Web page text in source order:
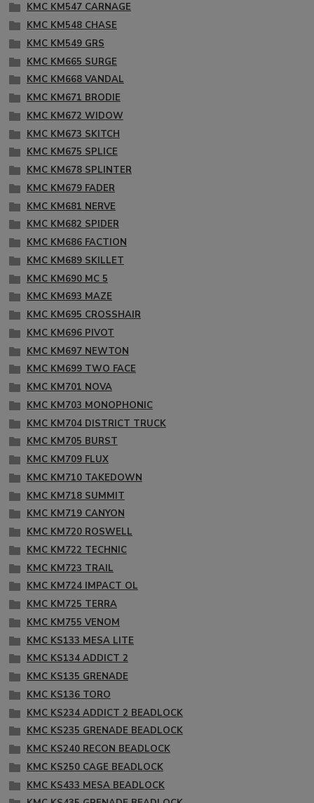
KMC KM547 CARNAGE
KMC KM548 CHASE
KMC KM549 GRS
KMC KM665 SURGE
KMC KM668 VANDAL
KMC KM671 BRODIE
KMC KM672 WIDOW
KMC KM673 SKITCH
KMC KM675 SPLICE
KMC KM678 SPLINTER
KMC KM679 FADER
KMC KM681 NERVE
KMC KM682 SPIDER
KMC KM686 FACTION
KMC KM689 SKILLET
KMC KM690 MC 5
KMC KM693 MAZE
KMC KM695 CROSSHAIR
KMC KM696 PIVOT
KMC KM697 NEWTON
KMC KM699 TWO FACE
KMC KM701 NOVA
KMC KM703 MONOPHONIC
KMC KM704 DISTRICT TRUCK
KMC KM705 BURST
KMC KM709 FLUX
KMC KM710 TAKEDOWN
KMC KM718 SUMMIT
KMC KM719 CANYON
KMC KM720 ROSWELL
KMC KM722 TECHNIC
KMC KM723 TRAIL
KMC KM724 IMPACT OL
KMC KM725 TERRA
KMC KM755 VENOM
KMC KS133 MESA LITE
KMC KS134 ADDICT 2
KMC KS135 GRENADE
KMC KS136 TORO
KMC KS234 ADDICT 2 BEADLOCK
KMC KS235 GRENADE BEADLOCK
KMC KS240 RECON BEADLOCK
KMC KS250 CAGE BEADLOCK
KMC KS433 MESA BEADLOCK